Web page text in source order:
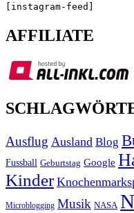
[instagram-feed]
AFFILIATE
Ausflug Ausland Blog
Fussball Geburtstag Google
Kinder
Microblogging Musik NASA